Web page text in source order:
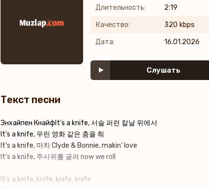
Длительность: 2:19
Качество: 320 kbps
Дата: 16.01.2026
Слушать
Текст песни
Энхайпен КнайфIt's a knife, 서슬 퍼런 칼날 위에서
It's a knife, 우린 영화 같은 춤을 춰
It's a knife, 마치 Clyde & Bonnie, makin' love
It's a knife, 주사위를 굴려 now we roll
It's a knife, knife, knife, knife